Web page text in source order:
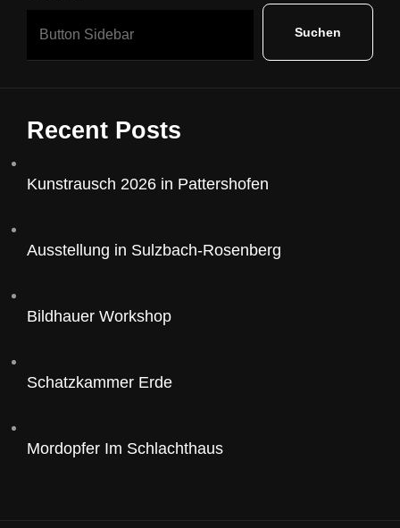
Suchen
Recent Posts
Kunstrausch 2026 in Pattershofen
Ausstellung in Sulzbach-Rosenberg
Bildhauer Workshop
Schatzkammer Erde
Mordopfer Im Schlachthaus